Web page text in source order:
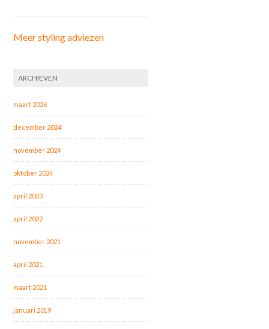
Meer styling adviezen
ARCHIEVEN
maart 2026
december 2024
november 2024
oktober 2024
april 2023
april 2022
november 2021
april 2021
maart 2021
januari 2019